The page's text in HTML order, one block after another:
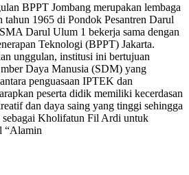
BPPT Jombang merupakan lembaga
1965 di Pondok Pesantren Darul
Darul Ulum 1 bekerja sama dengan
Teknologi (BPPT) Jakarta.
unggulan, institusi ini bertujuan
Daya Manusia (SDM) yang
penguasaan IPTEK dan
peserta didik memiliki kecerdasan
dan daya saing yang tinggi sehingga
sebagai Kholifatun Fil Ardi untuk
“Alamin